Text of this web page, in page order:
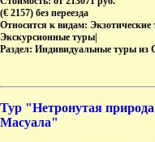
(€ 2157) без переезда
Относится к видам:
Экскурсионные туры|
Раздел: Индивидуальные туры из
Тур "Нетронутая
Масуала"